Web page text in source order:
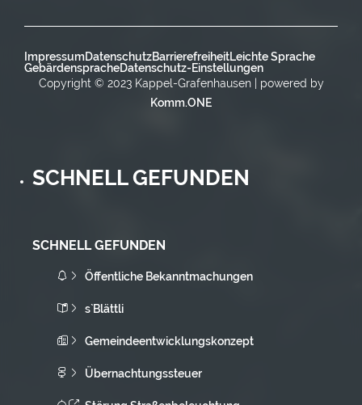
ImpressumDatenschutzBarrierefreiheitLeichte Sprache
GebärdenspracheDatenschutz-Einstellungen
Copyright © 2023 Kappel-Grafenhausen | powered by
Komm.ONE
SCHNELL GEFUNDEN
SCHNELL GEFUNDEN
Öffentliche Bekanntmachungen
s`Blättli
Gemeindeentwicklungskonzept
Übernachtungssteuer